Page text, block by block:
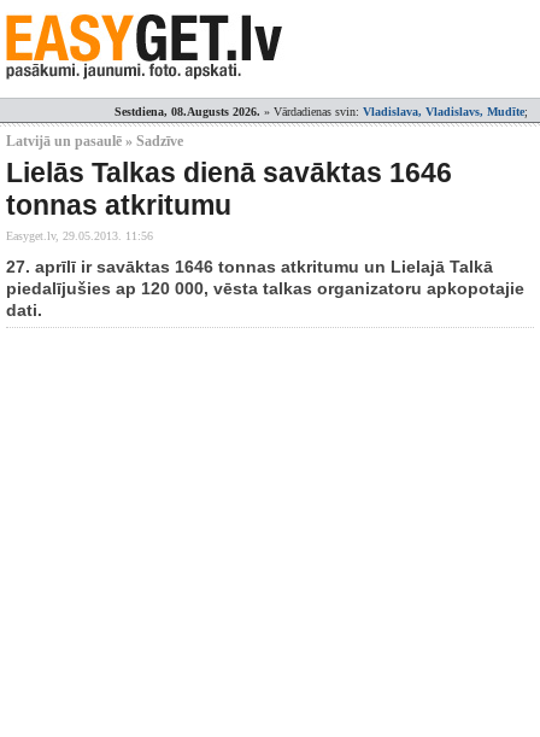
Sestdiena, 08.Augusts 2026. » Vārdadienas svin: Vladislava, Vladislavs, Mudīte;
Latvijā un pasaulē » Sadzīve
Lielās Talkas dienā savāktas 1646
tonnas atkritumu
Easyget.lv, 29.05.2013. 11:56
27. aprīlī ir savāktas 1646 tonnas atkritumu un Lielajā Talkā
piedalījušies ap 120 000, vēsta talkas organizatoru apkopotajie
dati.